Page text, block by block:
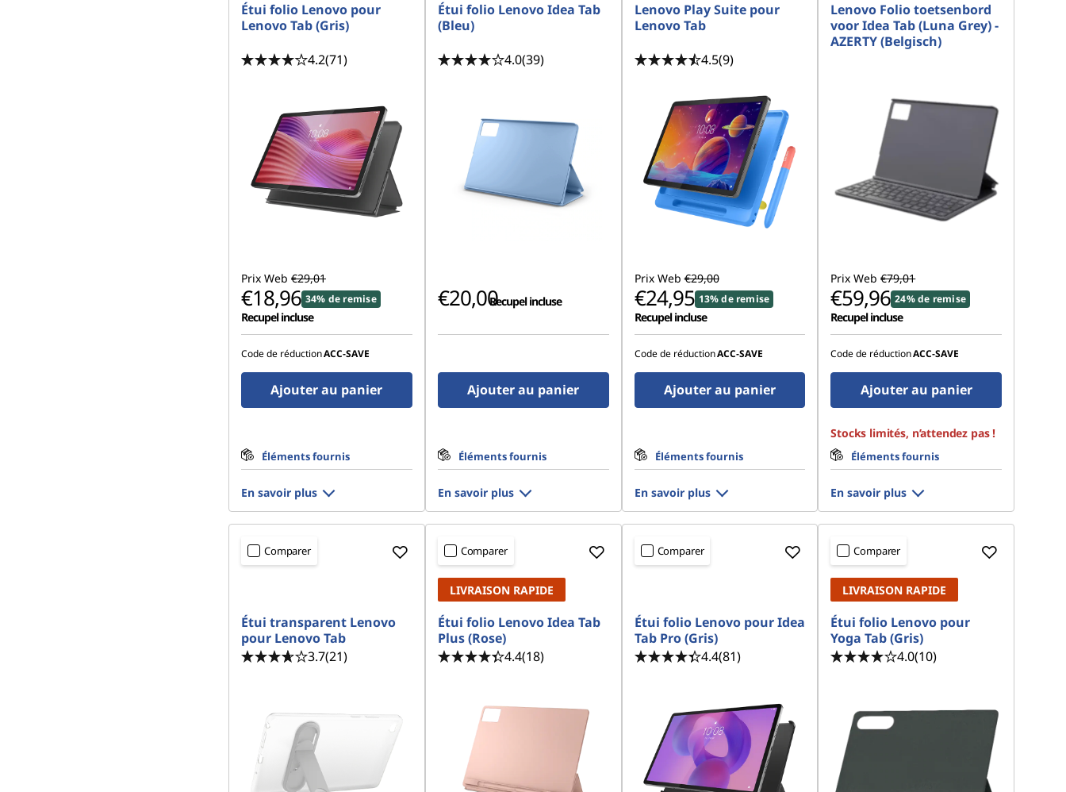
Étui folio Lenovo pour
Lenovo Tab (Gris)
4.2(71)
Prix Web €29,01
€18,96 34% de remise
Recupel incluse
Code de réductionACC‑SAVE
Ajouter au panier
Éléments fournis
En savoir plus
Étui folio Lenovo Idea Tab
(Bleu)
4.0(39)
€20,00Recupel incluse
Ajouter au panier
Éléments fournis
En savoir plus
Lenovo Play Suite pour
Lenovo Tab
4.5(9)
Prix Web €29,00
€24,95 13% de remise
Recupel incluse
Code de réductionACC‑SAVE
Ajouter au panier
Éléments fournis
En savoir plus
Lenovo Folio toetsenbord
voor Idea Tab (Luna Grey) -
AZERTY (Belgisch)
Prix Web €79,01
€59,96 24% de remise
Recupel incluse
Code de réductionACC‑SAVE
Ajouter au panier
Stocks limités, n’attendez pas !
Éléments fournis
En savoir plus
Comparer
Étui transparent Lenovo
pour Lenovo Tab
3.7(21)
Comparer
LIVRAISON RAPIDE
Étui folio Lenovo Idea Tab
Plus (Rose)
4.4(18)
Comparer
Étui folio Lenovo pour Idea
Tab Pro (Gris)
4.4(81)
Comparer
LIVRAISON RAPIDE
Étui folio Lenovo pour
Yoga Tab (Gris)
4.0(10)